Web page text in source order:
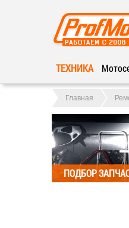
ТЕХНИКА
Главная
ПОДБОР